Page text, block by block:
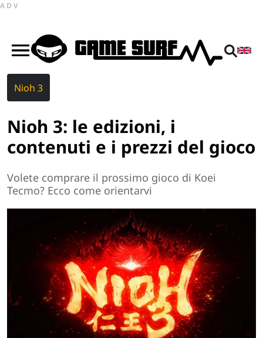
ADV
Nioh 3
Nioh 3: le edizioni, i
contenuti e i prezzi del gioco
Volete comprare il prossimo gioco di Koei
Tecmo? Ecco come orientarvi